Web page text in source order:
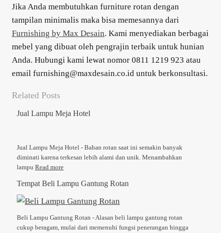
Jika Anda membutuhkan furniture rotan dengan
tampilan minimalis maka bisa memesannya dari
Furnishing by Max Desain. Kami menyediakan berbagai
mebel yang dibuat oleh pengrajin terbaik untuk hunian
Anda. Hubungi kami lewat nomor 0811 1219 923 atau
email furnishing@maxdesain.co.id untuk berkonsultasi.
Related Posts
Jual Lampu Meja Hotel
Jual Lampu Meja Hotel - Bahan rotan saat ini semakin banyak
diminati karena terkesan lebih alami dan unik. Menambahkan
lampu Read more
Tempat Beli Lampu Gantung Rotan
Beli Lampu Gantung Rotan - Alasan beli lampu gantung rotan
cukup beragam, mulai dari memenuhi fungsi penerangan hingga